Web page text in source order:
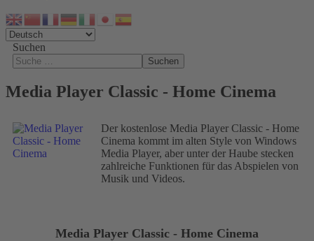
Suchen
Suchen
Media Player Classic - Home Cinema
Der kostenlose Media Player Classic - Home
Cinema kommt im alten Style von Windows
Media Player, aber unter der Haube stecken
zahlreiche Funktionen für das Abspielen von
Musik und Videos.
Media Player Classic - Home Cinema